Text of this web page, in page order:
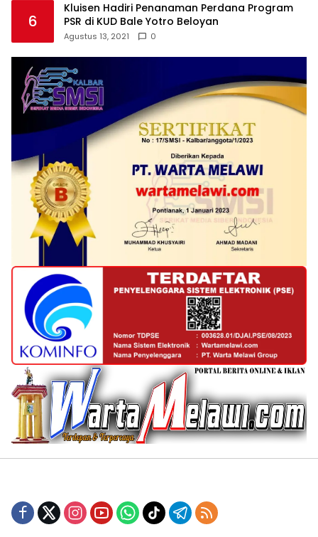
6
Kluisen Hadiri Penanaman Perdana Program
PSR di KUD Bale Yotro Beloyan
Agustus 13, 2021 0